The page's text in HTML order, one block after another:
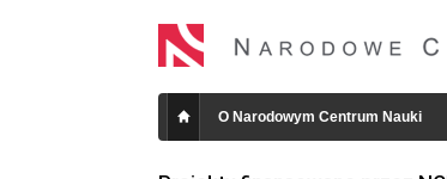
O Narodowym Centrum Nauki